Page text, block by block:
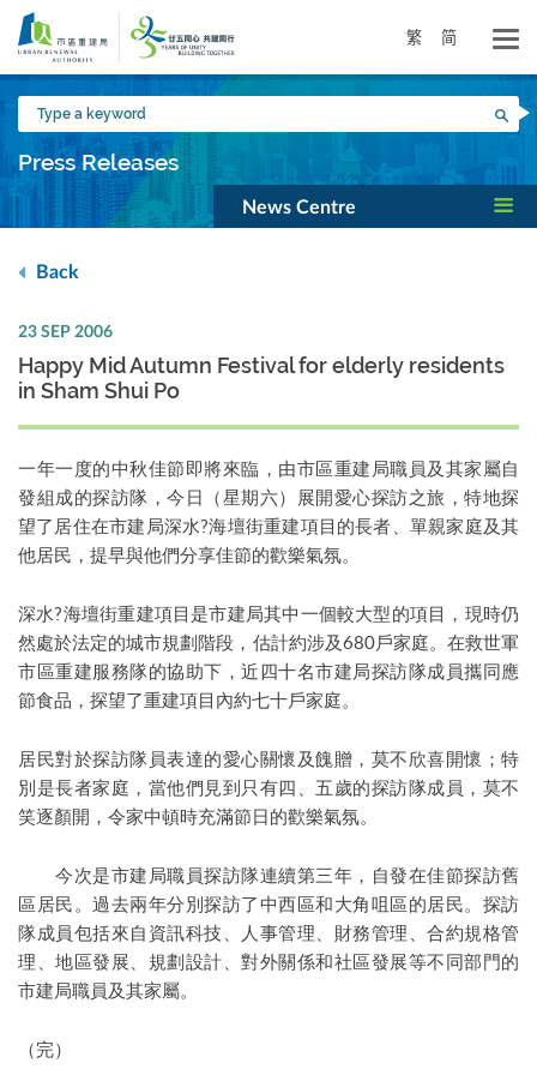
Skip
main
content
繁 简
Type
a
keyword
Press Releases
News Centre
Back
23 SEP 2006
Happy Mid Autumn Festival for elderly residents
in Sham Shui Po
一年一度的中秋佳節即將來臨，由市區重建局職員及其家屬自
發組成的探訪隊，今日（星期六）展開愛心探訪之旅，特地探
望了居住在市建局深水?海壇街重建項目的長者、單親家庭及其
他居民，提早與他們分享佳節的歡樂氣氛。
深水?海壇街重建項目是市建局其中一個較大型的項目，現時仍
然處於法定的城市規劃階段，估計約涉及680戶家庭。在救世軍
市區重建服務隊的協助下，近四十名市建局探訪隊成員攜同應
節食品，探望了重建項目內約七十戶家庭。
居民對於探訪隊員表達的愛心關懷及餽贈，莫不欣喜開懷；特
別是長者家庭，當他們見到只有四、五歲的探訪隊成員，莫不
笑逐顏開，令家中頓時充滿節日的歡樂氣氛。
今次是市建局職員探訪隊連續第三年，自發在佳節探訪舊
區居民。過去兩年分別探訪了中西區和大角咀區的居民。探訪
隊成員包括來自資訊科技、人事管理、財務管理、合約規格管
理、地區發展、規劃設計、對外關係和社區發展等不同部門的
市建局職員及其家屬。
（完）